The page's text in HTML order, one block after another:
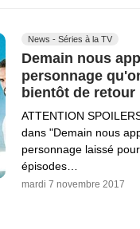
News - Séries à la TV
Demain nous
personnage
bientôt de retour
ATTENTION
dans "Demain nous
personnage laissé
épisodes…
mardi 7 novembre 2017